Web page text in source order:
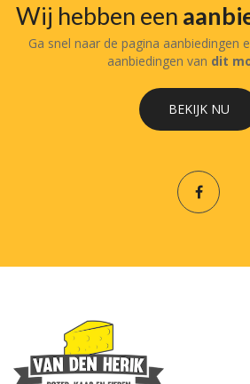
Wij hebben een
Ga snel naar de pagina aanbiedingen
aanbiedingen van dit
BEKIJK NU